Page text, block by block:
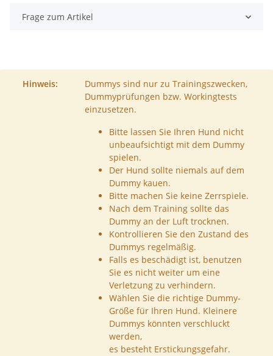
Frage zum Artikel
Hinweis:
Dummys sind nur zu Trainingszwecken,
Dummyprüfungen bzw. Workingtests
einzusetzen.
Bitte lassen Sie Ihren Hund nicht
unbeaufsichtigt mit dem Dummy
spielen.
Der Hund sollte niemals auf dem
Dummy kauen.
Bitte machen Sie keine Zerrspiele.
Nach dem Training sollte das
Dummy an der Luft trocknen.
Kontrollieren Sie den Zustand des
Dummys regelmäßig.
Falls es beschädigt ist, benutzen
Sie es nicht weiter um eine
Verletzung zu verhindern.
Wählen Sie die richtige Dummy-
Größe für Ihren Hund. Kleinere
Dummys könnten verschluckt
werden,
es besteht Erstickungsgefahr.